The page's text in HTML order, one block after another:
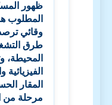
ظهور
المطلوب
وقائي ترصد
طرق
المحيطة،
المقار
مرحلة من